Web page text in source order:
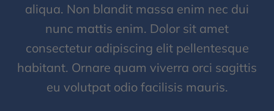
aliqua. Non blandit massa enim nec dui
nunc mattis enim. Dolor sit amet
consectetur adipiscing elit pellentesque
habitant. Ornare quam viverra orci sagittis
eu volutpat odio facilisis mauris.